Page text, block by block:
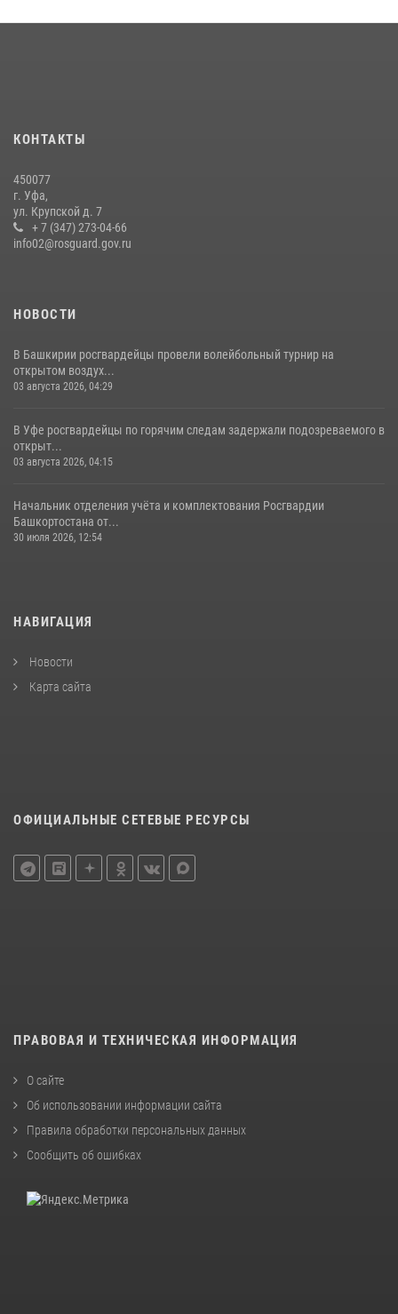
В Уфе росгвардейцы задержали пьяного дебошира, нарушавшего
покой постояльцев хостела
23 июля 2026, 12:25
КОНТАКТЫ
450077
г. Уфа,
ул. Крупской д. 7
+ 7 (347) 273-04-66
info02@rosguard.gov.ru
НОВОСТИ
В Башкирии росгвардейцы провели волейбольный турнир на
открытом воздух...
03 августа 2026, 04:29
В Уфе росгвардейцы по горячим следам задержали подозреваемого в
открыт...
03 августа 2026, 04:15
Начальник отделения учёта и комплектования Росгвардии
Башкортостана от...
30 июля 2026, 12:54
НАВИГАЦИЯ
Новости
Карта сайта
ОФИЦИАЛЬНЫЕ СЕТЕВЫЕ РЕСУРСЫ
ПРАВОВАЯ И ТЕХНИЧЕСКАЯ ИНФОРМАЦИЯ
О сайте
Об использовании информации сайта
Правила обработки персональных данных
Сообщить об ошибках